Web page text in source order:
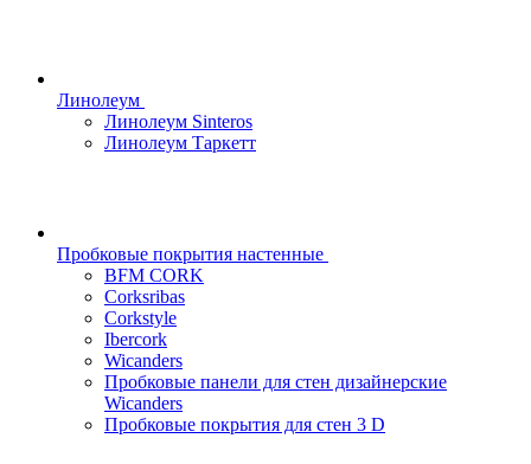
Линолеум
Линолеум Sinteros
Линолеум Таркетт
Пробковые покрытия настенные
BFM CORK
Corksribas
Corkstyle
Ibercork
Wicanders
Пробковые панели для стен дизайнерские
Wicanders
Пробковые покрытия для стен 3 D